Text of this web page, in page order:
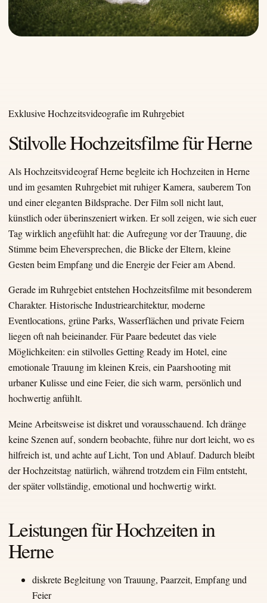
Exklusive Hochzeitsvideografie im Ruhrgebiet
Stilvolle Hochzeitsfilme für Herne
Als Hochzeitsvideograf Herne begleite ich Hochzeiten in Herne
und im gesamten Ruhrgebiet mit ruhiger Kamera, sauberem Ton
und einer eleganten Bildsprache. Der Film soll nicht laut,
künstlich oder überinszeniert wirken. Er soll zeigen, wie sich euer
Tag wirklich angefühlt hat: die Aufregung vor der Trauung, die
Stimme beim Eheversprechen, die Blicke der Eltern, kleine
Gesten beim Empfang und die Energie der Feier am Abend.
Gerade im Ruhrgebiet entstehen Hochzeitsfilme mit besonderem
Charakter. Historische Industriearchitektur, moderne
Eventlocations, grüne Parks, Wasserflächen und private Feiern
liegen oft nah beieinander. Für Paare bedeutet das viele
Möglichkeiten: ein stilvolles Getting Ready im Hotel, eine
emotionale Trauung im kleinen Kreis, ein Paarshooting mit
urbaner Kulisse und eine Feier, die sich warm, persönlich und
hochwertig anfühlt.
Meine Arbeitsweise ist diskret und vorausschauend. Ich dränge
keine Szenen auf, sondern beobachte, führe nur dort leicht, wo es
hilfreich ist, und achte auf Licht, Ton und Ablauf. Dadurch bleibt
der Hochzeitstag natürlich, während trotzdem ein Film entsteht,
der später vollständig, emotional und hochwertig wirkt.
Leistungen für Hochzeiten in
Herne
diskrete Begleitung von Trauung, Paarzeit, Empfang und
Feier